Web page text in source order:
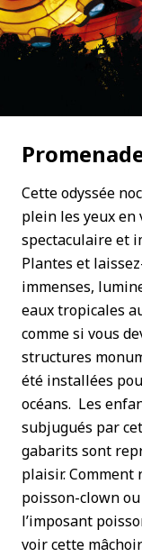
Cette odyssée
plein les yeux en
spectaculaire et
Plantes et
immenses,
eaux tropicales
comme si vous
structures
été installées
océans. Les
subjugués par
gabarits sont
plaisir. Comment
poisson-clown
l’imposant
voir cette